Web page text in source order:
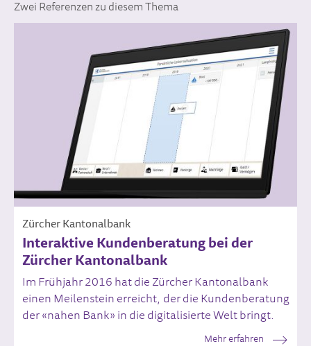
Zwei Referenzen zu diesem Thema
Zürcher Kantonalbank
Interaktive Kundenberatung bei der
Zürcher Kantonalbank
Im Frühjahr 2016 hat die Zürcher Kantonalbank
einen Meilenstein erreicht, der die Kundenberatung
der «nahen Bank» in die digitalisierte Welt bringt.
Mehr erfahren